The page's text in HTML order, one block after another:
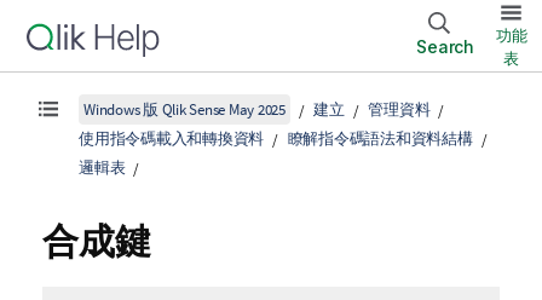
Search
功能
表
Windows 版 Qlik Sense May 2025 建立
管理資料
使用指令碼載入和轉換資料
瞭解指令碼語法和資料結構
邏輯表
合成鍵